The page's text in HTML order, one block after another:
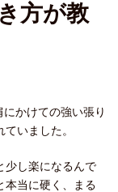
方が教
かけての強い張り
いました。
少し楽になるんで
本当に硬く、まる